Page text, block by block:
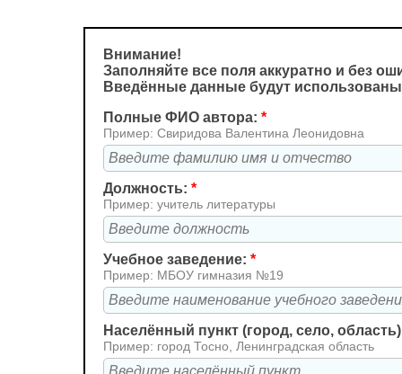
Внимание!
Заполняйте все поля аккуратно и без
Введённые данные будут
Полные ФИО автора: *
Пример: Свиридова Валентина Леонидовна
Должность: *
Пример: учитель литературы
Учебное заведение: *
Пример: МБОУ гимназия №19
Населённый пункт (город, село,
Пример: город Тосно, Ленинградская область